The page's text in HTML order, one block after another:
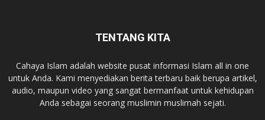
TENTANG KITA
Cahaya Islam adalah website pusat informasi Islam all in one
untuk Anda. Kami menyediakan berita terbaru baik berupa artikel,
audio, maupun video yang sangat bermanfaat untuk kehidupan
Anda sebagai seorang muslimin muslimah sejati.